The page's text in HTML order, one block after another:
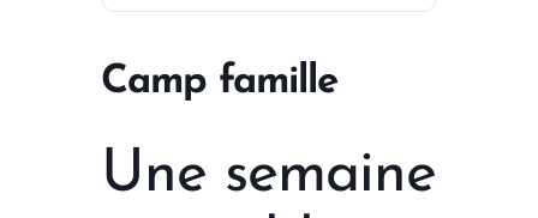
Camp famille
Une semaine